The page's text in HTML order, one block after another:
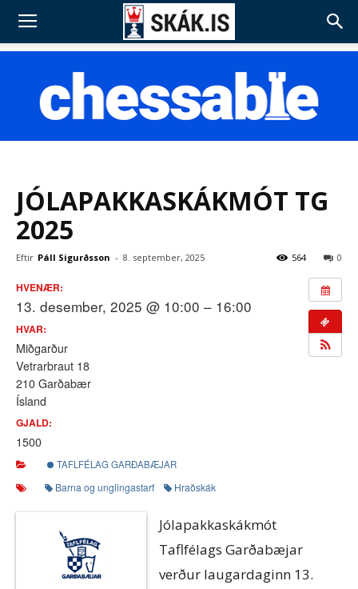
JÓLAPAKKASKÁKMÓT TG
2025
Eftir Páll Sigurðsson - 8. september, 2025 0
564
HVENÆR:
13. desember, 2025 @ 10:00 – 16:00
HVAR:
Miðgarður
Vetrarbraut 18
210 Garðabær
Ísland
GJALD:
1500
TAFLFÉLAG GARÐABÆJAR
Barna og unglingastarf Hraðskák
Jólapakkaskákmót
Taflfélags Garðabæjar
verður laugardaginn 13.